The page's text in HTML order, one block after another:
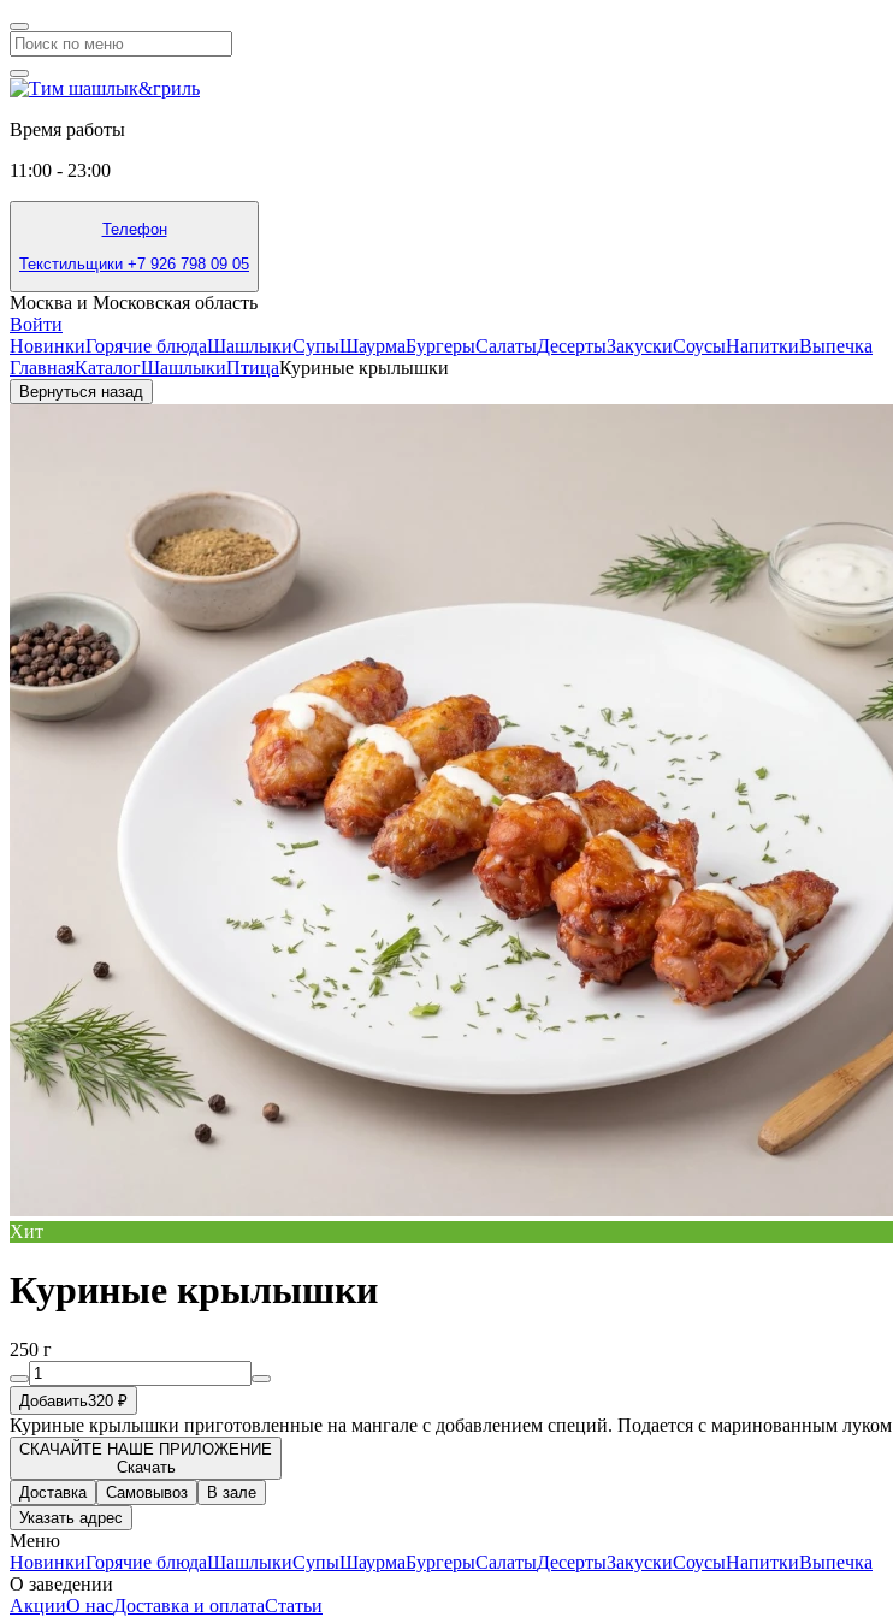
Время работы
11:00 - 23:00
Телефон
Текстильщики +7 926 798 09 05
Москва и Московская область
Войти
НовинкиГорячие блюдаШашлыкиСупыШаурмаБургерыСалатыДесертыЗакускиСоусыНапиткиВыпечка
ГлавнаяКаталогШашлыкиПтицаКуриные крылышки
Вернуться назад
Хит
Куриные крылышки
250 г
Добавить320 ₽
Куриные крылышки приготовленные на мангале с добавлением специй. Подается с маринованным луком
СКАЧАЙТЕ НАШЕ ПРИЛОЖЕНИЕ
Скачать
Доставка
Самовывоз
В зале
Указать адрес
Меню
НовинкиГорячие блюдаШашлыкиСупыШаурмаБургерыСалатыДесертыЗакускиСоусыНапиткиВыпечка
О заведении
АкцииО насДоставка и оплатаСтатьи